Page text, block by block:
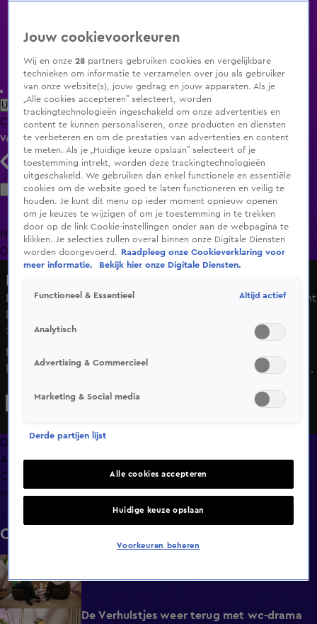
Uitzending Gemist Populaire programma's Zenders Genres
ClipsFilmsRadioSmart TV inlogShop
Volg KIJK
Zoeken
HomeUitzending Gemist Programma's De Bondgenoten
OranjezomerLivestreamsShop
Eerste reacties op Echte Jongens op Safari: 'Dit wordt echt
25 juli 2025, 08:00
Echte Jongens op Safari gaat bijna van start en de meiden
kunnen niet wachten. Ze bekijken samen de eerste promo
genieten.
Overzicht
Afleveringen
Clips
Info
Clips
3:10
5:30 De Verhulstjes weer terug met wc-drama
Jouw cookievoorkeuren
Wij en onze28 partners gebruiken cookies en vergelijkbare
technieken om informatie te verzamelen over jou als gebruiker
van onze website(s), jouw gedrag en jouw apparaten. Als je
„Alle cookies accepteren” selecteert, worden
trackingtechnologieën ingeschakeld om onze advertenties en
content te kunnen personaliseren, onze producten en diensten
te verbeteren en om de prestaties van advertenties en content
te meten. Als je „Huidige keuze opslaan” selecteert of je
toestemming intrekt, worden deze trackingtechnologieën
uitgeschakeld. We gebruiken dan enkel functionele en essentiële
cookies om de website goed te laten functioneren en veilig te
houden. Je kunt dit menu op ieder moment opnieuw openen
om je keuzes te wijzigen of om je toestemming in te trekken
door op de link Cookie-instellingen onder aan de webpagina te
klikken. Je selecties zullen overal binnen onze Digitale Diensten
worden doorgevoerd.
Raadpleeg onze Cookieverklaring voor
meer informatie.
Bekijk hier onze Digitale Diensten.
Functioneel & Essentieel Altijd actief
Analytisch
Advertising & Commercieel
Marketing & Social media
Derde partijen lijst
Alle cookies accepteren
Huidige keuze opslaan
Voorkeuren beheren